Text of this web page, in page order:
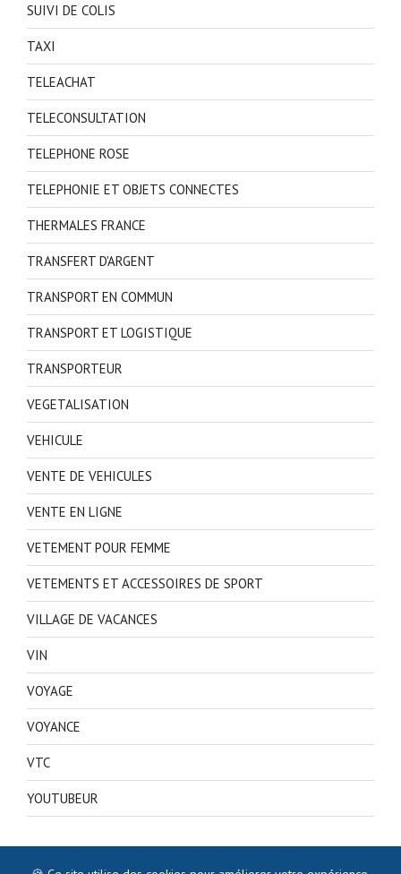
SUIVI DE COLIS
TAXI
TELEACHAT
TELECONSULTATION
TELEPHONE ROSE
TELEPHONIE ET OBJETS CONNECTES
THERMALES FRANCE
TRANSFERT D'ARGENT
TRANSPORT EN COMMUN
TRANSPORT ET LOGISTIQUE
TRANSPORTEUR
VEGETALISATION
VEHICULE
VENTE DE VEHICULES
VENTE EN LIGNE
VETEMENT POUR FEMME
VETEMENTS ET ACCESSOIRES DE SPORT
VILLAGE DE VACANCES
VIN
VOYAGE
VOYANCE
VTC
YOUTUBEUR